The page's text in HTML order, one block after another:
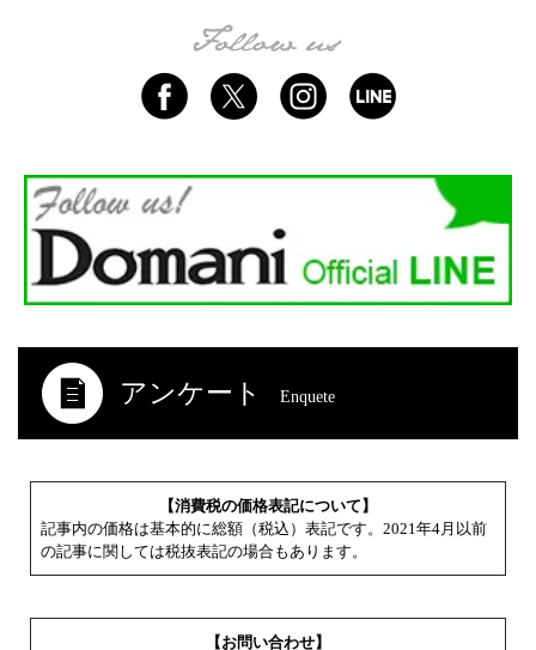
アンケート Enquete
【消費税の価格表記について】
記事内の価格は基本的に総額（税込）表記です。2021年4月以前
の記事に関しては税抜表記の場合もあります。
【お問い合わせ】